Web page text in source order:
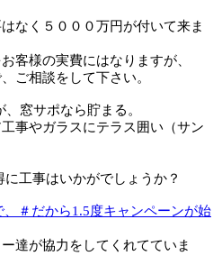
なく５０００万円が付いて来ま
客様の実費にはなりますが、
ご相談をして下さい。
窓サポなら貯まる。
事やガラスにテラス囲い（サン
工事はいかがでしょうか？
＃だから1.5度キャンペーンが始
達が協力をしてくれてていま